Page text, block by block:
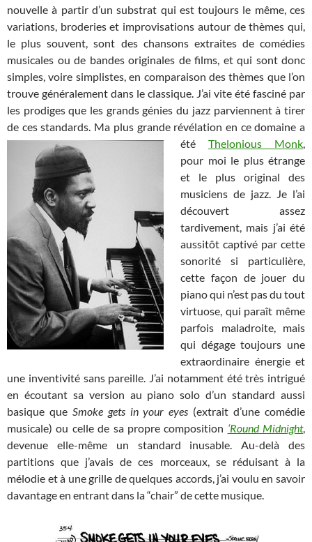
nouvelle à partir d’un substrat qui est toujours le même, ces
variations, broderies et improvisations autour de thèmes qui,
le plus souvent, sont des chansons extraites de comédies
musicales ou de bandes originales de films, et qui sont donc
simples, voire simplistes, en comparaison des thèmes que l’on
trouve généralement dans le classique. J’ai vite été fasciné par
les prodiges que les grands génies du jazz parviennent à tirer
de ces standards. Ma plus grande révélation en ce domaine a
été Thelonious Monk,
pour moi le plus étrange
et le plus original des
musiciens de jazz. Je l’ai
découvert assez
tardivement, mais j’ai été
aussitôt captivé par cette
sonorité si particulière,
cette façon de jouer du
piano qui n’est pas du tout
virtuose, qui paraît même
parfois maladroite, mais
qui dégage toujours une
extraordinaire énergie et
une inventivité sans pareille. J’ai notamment été très intrigué
en écoutant sa version au piano solo d’un standard aussi
basique que Smoke gets in your eyes (extrait d’une comédie
musicale) ou celle de sa propre composition ‘Round Midnight,
devenue elle-même un standard inusable. Au-delà des
partitions que j’avais de ces morceaux, se réduisant à la
mélodie et à une grille de quelques accords, j’ai voulu en savoir
davantage en entrant dans la “chair” de cette musique.